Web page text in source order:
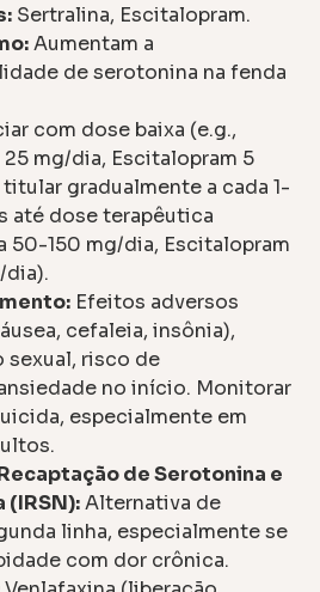
Sertralina, Escitalopram.
Aumentam a
de serotonina na fenda
com dose baixa (e.g.,
mg/dia, Escitalopram 5
gradualmente a cada 1-
até dose terapêutica
50-150 mg/dia, Escitalopram
dia).
Efeitos adversos
cefaleia, insônia),
sexual, risco de
no início. Monitorar
especialmente em
de Serotonina e
(IRSN):Alternativa de
linha, especialmente se
com dor crônica.